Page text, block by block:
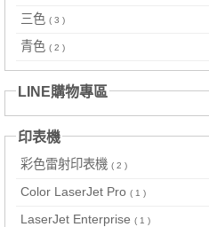
三色 ( 3 )
青色 ( 2 )
LINE購物專區
印表機
彩色雷射印表機 ( 2 )
Color LaserJet Pro ( 1 )
LaserJet Enterprise ( 1 )